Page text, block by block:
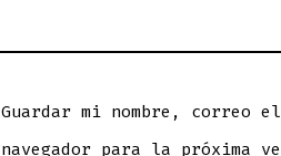
Guardar mi nombre, correo
navegador para la próxima